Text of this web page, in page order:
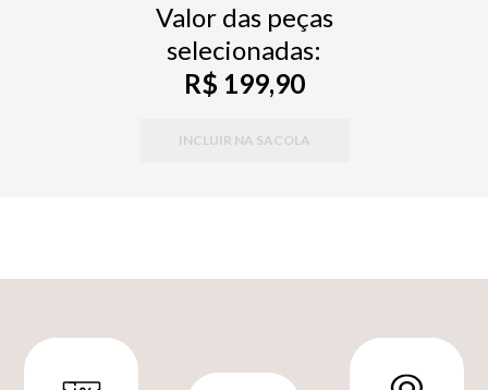
Valor das peças
selecionadas:
R$ 199,90
INCLUIR NA SACOLA